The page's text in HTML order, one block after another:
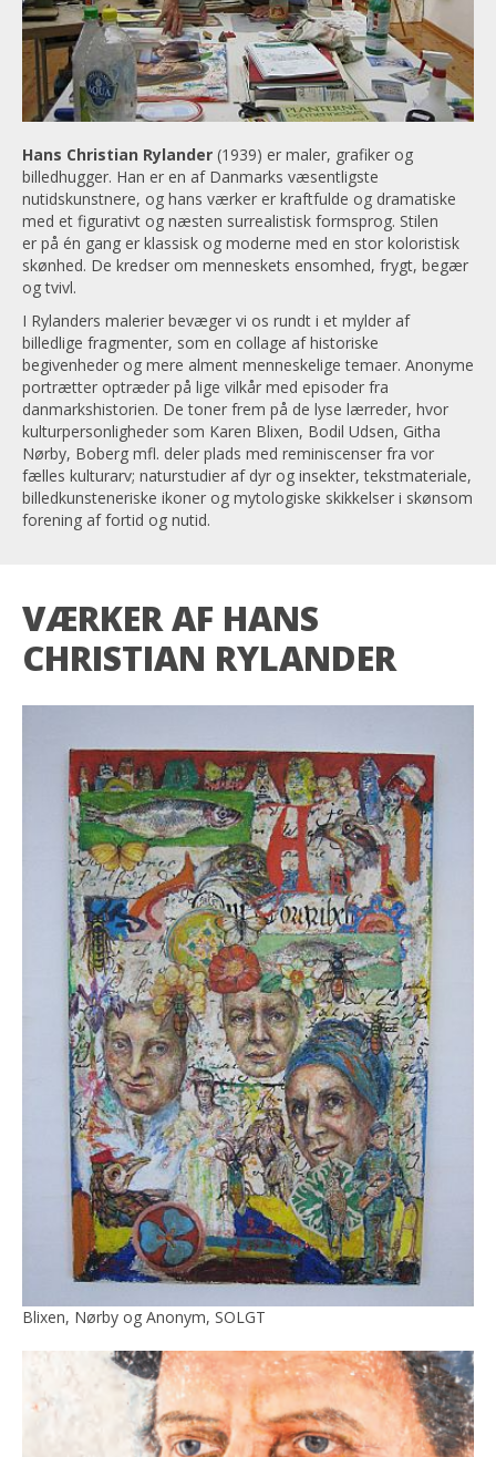
Hans Christian Rylander (1939) er maler, grafiker og
billedhugger. Han er en af Danmarks væsentligste
nutidskunstnere, og hans værker er kraftfulde og dramatiske
med et figurativt og næsten surrealistisk formsprog. Stilen
er på én gang er klassisk og moderne med en stor koloristisk
skønhed. De kredser om menneskets ensomhed, frygt, begær
og tvivl.
I Rylanders malerier bevæger vi os rundt i et mylder af
billedlige fragmenter, som en collage af historiske
begivenheder og mere alment menneskelige temaer. Anonyme
portrætter optræder på lige vilkår med episoder fra
danmarkshistorien. De toner frem på de lyse lærreder, hvor
kulturpersonligheder som Karen Blixen, Bodil Udsen, Githa
Nørby, Boberg mfl. deler plads med reminiscenser fra vor
fælles kulturarv; naturstudier af dyr og insekter, tekstmateriale,
billedkunsteneriske ikoner og mytologiske skikkelser i skønsom
forening af fortid og nutid.
VÆRKER AF HANS
CHRISTIAN RYLANDER
Blixen, Nørby og Anonym, SOLGT